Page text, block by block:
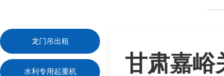
龙门吊出租
水利专用起重机
甘肃嘉峪